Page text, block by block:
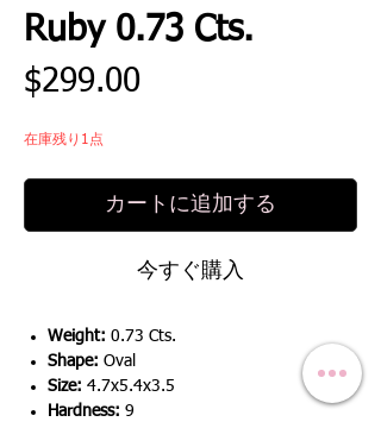
Ruby 0.73 Cts.
$299.00価
在庫残り1点
カートに追加する
今すぐ購入
Weight: 0.73 Cts.
Shape: Oval
Size: 4.7x5.4x3.5
Hardness: 9